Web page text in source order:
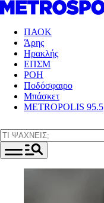
ΠΑΟΚ
Άρης
Ηρακλής
ΕΠΣΜ
ΡΟΗ
Ποδόσφαιρο
Μπάσκετ
METROPOLIS 95.5